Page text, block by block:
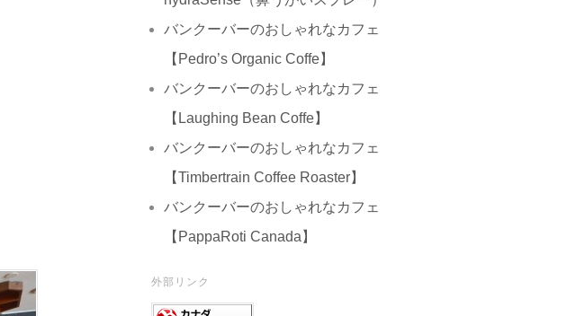
バンクーバーのおしゃれなカフェ
【Pedro’s Organic Coffe】
バンクーバーのおしゃれなカフェ
【Laughing Bean Coffe】
バンクーバーのおしゃれなカフェ
【Timbertrain Coffee Roaster】
バンクーバーのおしゃれなカフェ
【PappaRoti Canada】
外部リンク